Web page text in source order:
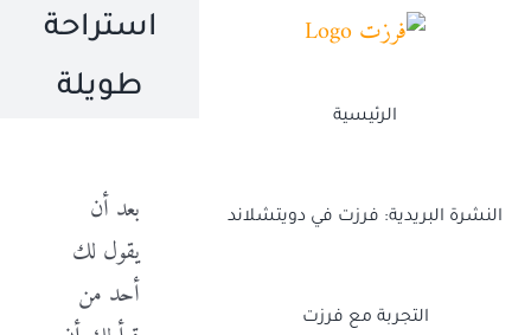
الرئيسية
النشرة البريدية: فرزت في دويتشلاند
التجربة مع فرزت
استراحة
طويلة
بعد أن
يقول لك
أحد من